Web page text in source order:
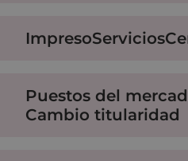
Puestos del
Cambio titularidad